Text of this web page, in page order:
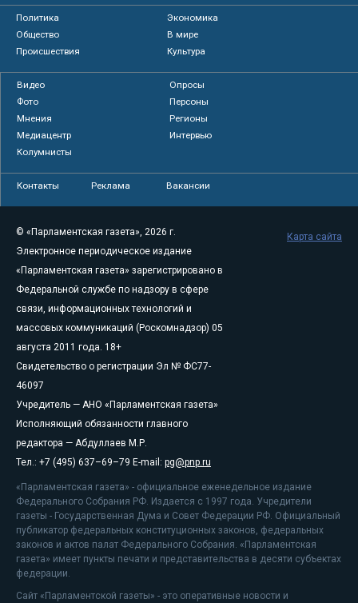
Политика
Экономика
Общество
В мире
Происшествия
Культура
Видео
Опросы
Фото
Персоны
Мнения
Регионы
Медиацентр
Интервью
Колумнисты
Контакты Реклама Вакансии
© «Парламентская газета», 2026 г.
Электронное периодическое издание
«Парламентская газета» зарегистрировано в
Федеральной службе по надзору в сфере
связи, информационных технологий и
массовых коммуникаций (Роскомнадзор) 05
августа 2011 года. 18+
Свидетельство о регистрации Эл № ФС77-
46097
Учредитель — АНО «Парламентская газета»
Исполняющий обязанности главного
редактора — Абдуллаев М.Р.
Тел.: +7 (495) 637–69–79 E-mail: pg@pnp.ru
«Парламентская газета» - официальное еженедельное издание
Федерального Собрания РФ. Издается с 1997 года. Учредители
газеты - Государственная Дума и Совет Федерации РФ. Официальный
публикатор федеральных конституционных законов, федеральных
законов и актов палат Федерального Собрания. «Парламентская
газета» имеет пункты печати и представительства в десяти субъектах
федерации.
Сайт «Парламентской газеты» - это оперативные новости и
Карта сайта